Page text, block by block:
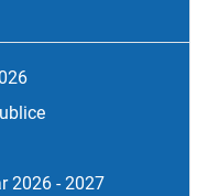
2026 - 2027